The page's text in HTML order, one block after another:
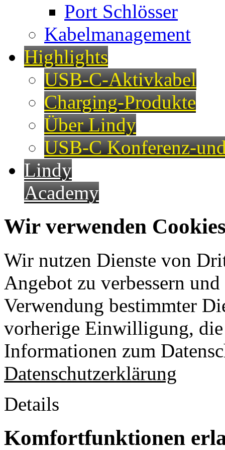
Port Schlösser
Kabelmanagement
Highlights
USB-C-Aktivkabel
Charging-Produkte
Über Lindy
USB-C Konferenz-
Lindy
Academy
Wir verwenden
Wir nutzen Dienste von
Angebot zu verbessern
Verwendung bestimmter
vorherige Einwilligung,
Informationen zum
Datenschutzerklärung
Details
Komfortfunktionen